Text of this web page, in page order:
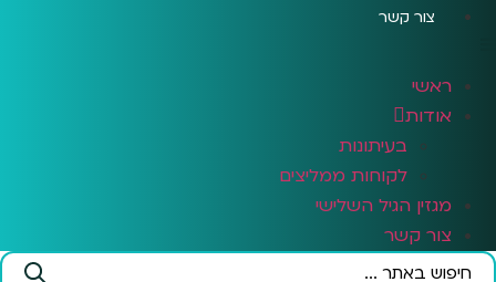
צור קשר
ראשי
אודות
בעיתונות
לקוחות ממליצים
מגזין הגיל השלישי
צור קשר
Search